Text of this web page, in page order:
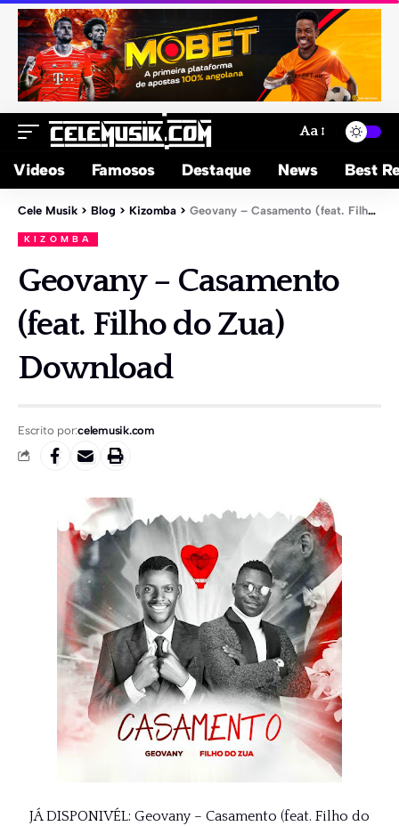
Aa
Videos Famosos Destaque News Best
Cele Musik > Blog > Kizomba > Geovany – Casamento (feat. Filho do Zua) Download
KIZOMBA
Geovany – Casamento
(feat. Filho do Zua)
Download
Escrito por:celemusik.com
JÁ DISPONIVÉL: Geovany – Casamento (feat. Filho do